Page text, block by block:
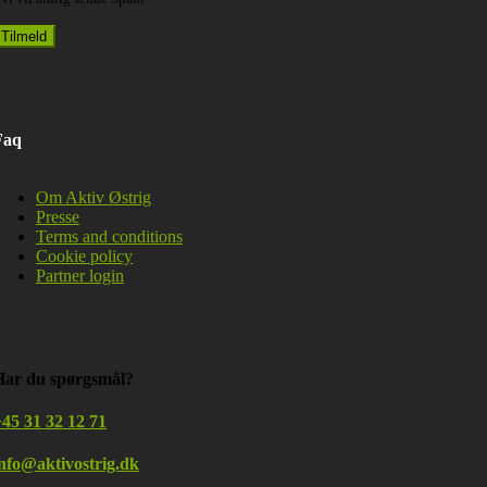
Om Aktiv Østrig
Presse
Terms and conditions
Cookie policy
Partner login
du spørgsmål?
31 32 12 71